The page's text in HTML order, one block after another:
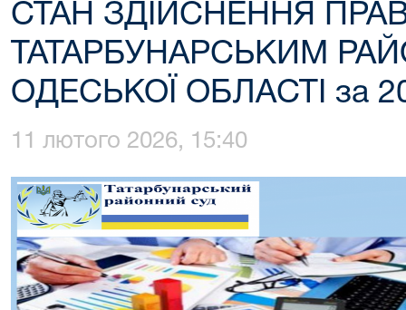
СТАН ЗДІЙСНЕННЯ
ТАТАРБУНАРСЬКИМ
ОДЕСЬКОЇ ОБЛАСТІ за
11 лютого 2026, 15:40